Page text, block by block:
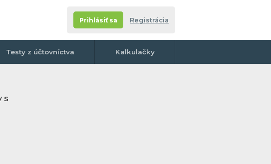
Prihlásiť sa Registrácia
Testy z účtovníctva Kalkulačky
s